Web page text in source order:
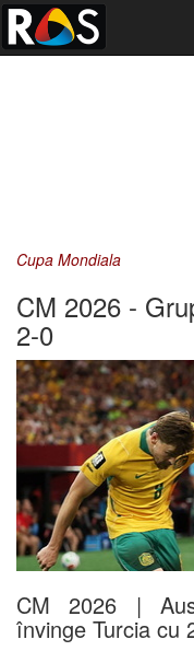
Cupa Mondiala
CM 2026 -
2-0
CM 2026 |
învinge Turcia cu